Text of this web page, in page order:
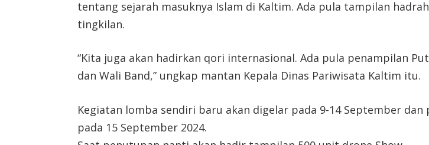
tentang sejarah masuknya Islam di Kaltim. Ada pula tampilan
tingkilan.
“Kita juga akan hadirkan qori internasional. Ada pula penampilan
dan Wali Band,” ungkap mantan Kepala Dinas Pariwisata Kaltim itu.
Kegiatan lomba sendiri baru akan digelar pada 9-14 September dan
pada 15 September 2024.